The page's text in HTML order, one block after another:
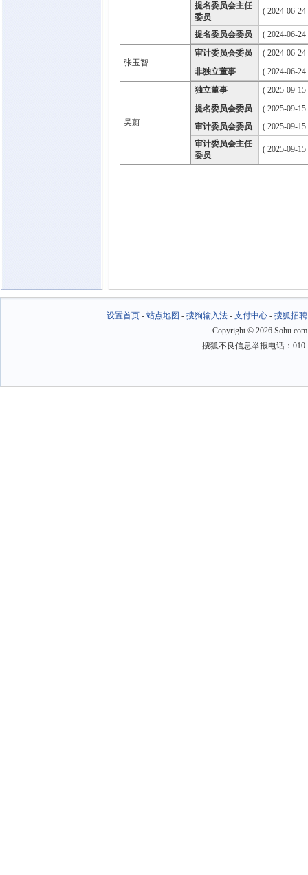
提名委员会主任
委员
( 2024-06-
提名委员会委员 ( 2024-06-
张玉智
审计委员会委员
( 2024-06-
非独立董事
( 2024-06-
吴蔚
独立董事
( 2025-09-
提名委员会委员
( 2025-09-
审计委员会委员
( 2025-09-
审计委员会主任
委员
( 2025-09-
设置首页- 站点地图 - 搜狗输入法- 支付中心- 搜狐招聘
Copyright © 2026
搜狐不良信息举报电话：010